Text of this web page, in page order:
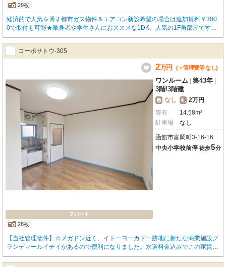
29枚
経済的で人気を博す都市ガス物件＆エアコン新設希望の場合は追加賃料￥300
0で取付も可能★単身者や学生さんにおススメな1DK、人気の1F角部屋です★
コンビニ・スーパー・ドラッグストア・大型郵便局・家電量販店・ニトリなど
に囲まれ、買い物に生活に不自由しません★まずは内覧いかがですか？ (*´∀)
ノ★お問い合わせはOKハウス函館店(0138-85-8622)まで、お気軽にどうぞ★
コーポサトウ-305
アパート
28枚
2万円 (＋管理費等なし)
ワンルーム 築43年
3階/3階建
敷 なし 礼 2万円
専有
14.58m²
駐車場
なし
函館市富岡町3-16-16
中央小学校前停 徒歩5分
【当社管理物件】☆メガドン近く、イトーヨーカドー跡地に新たな商業施設グ
ランディールイチイがあるので便利になりました。水道料金込みでこの家賃！
単身者の方おすすめ、☆ お問い合わせはOKハウス函館店(0138-85-8622)ま
で、お気軽にどうぞ☆